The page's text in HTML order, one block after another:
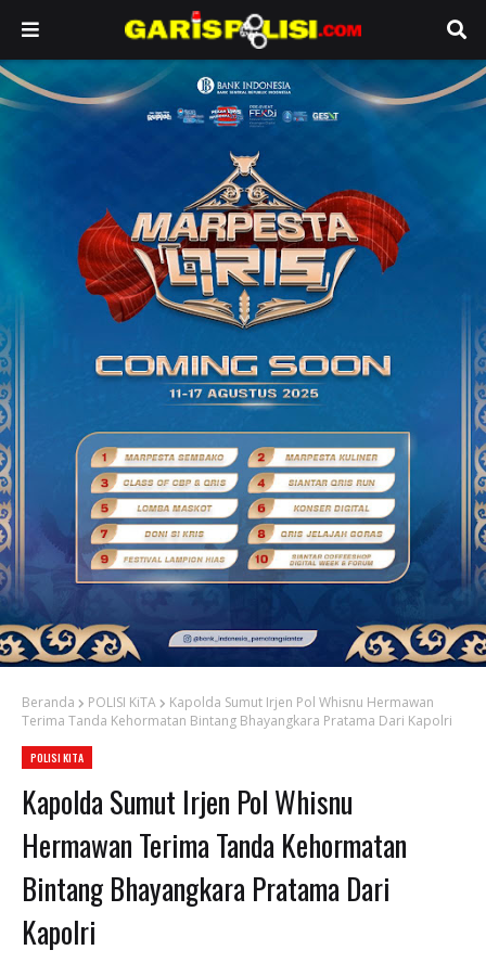
Beranda POLISI KiTA
Kapolda Sumut Irjen Pol Whisnu Hermawan
Terima Tanda Kehormatan Bintang Bhayangkara Pratama Dari Kapolri
POLISI KITA
Kapolda Sumut Irjen Pol Whisnu
Hermawan Terima Tanda Kehormatan
Bintang Bhayangkara Pratama Dari
Kapolri